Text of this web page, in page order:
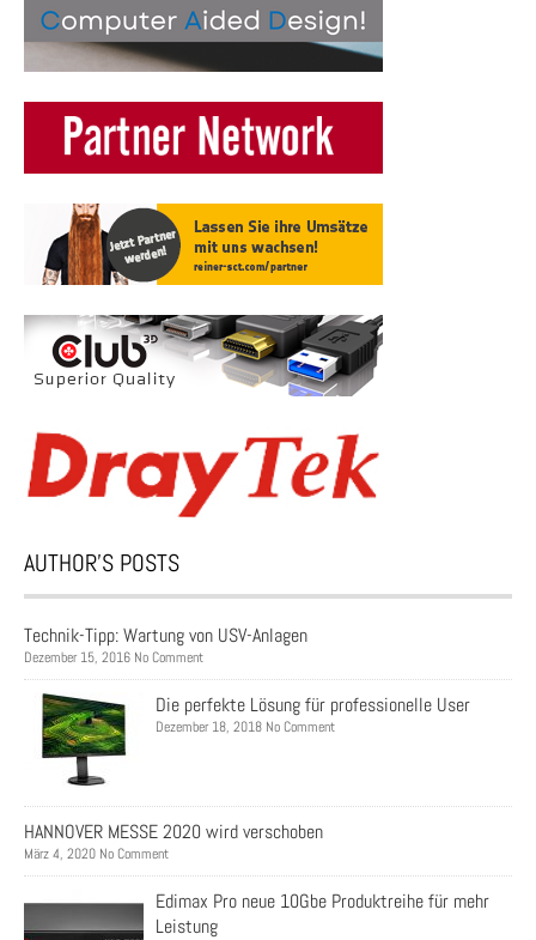
AUTHOR’S POSTS
Technik-Tipp: Wartung von USV-Anlagen
Dezember 15, 2016 No Comment
Die perfekte Lösung für professionelle User
Dezember 18, 2018 No Comment
HANNOVER MESSE 2020 wird verschoben
März 4, 2020 No Comment
Edimax Pro neue 10Gbe Produktreihe für mehr
Leistung